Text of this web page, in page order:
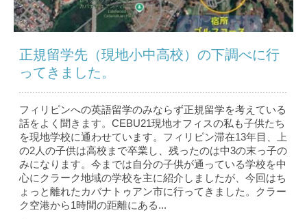
正規留学先（現地小中高校）の下調べに行
ってきました。
フィリピンへの英語留学のみならず正規留学を考えている
話をよく聞きます。CEBU21現地オフィスの私も子供たち
を現地学校に通わせています。フィリピン滞在13年目、上
の2人の子供は高校まで卒業し、残ったのは中3の末っ子の
みになります。今までは自分の子供が通っている学校を中
心にクラーク地域の学校を主に紹介しましたが、今回はち
ょっと離れたカバナトゥアン市に行ってきました。クラー
ク空港から1時間の距離にある...